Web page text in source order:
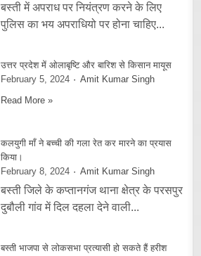
बस्ती में अपराध पर नियंत्रण करने के लिए
पुलिस का भय अपराधियो पर होना चाहिए...
उत्तर प्रदेश में ओलाबृष्टि और बारिश से किसान मायूस
February 5, 2024
Amit Kumar Singh
Read More »
कलयुगी माँ ने बच्ची की गला रेत कर मारने का प्रयास
किया।
February 8, 2024
Amit Kumar Singh
बस्ती जिले के कप्तानगंज थाना क्षेत्र के परसपुर
दुबौली गांव में दिल दहला देने वाली...
बस्ती भाजपा से लोकसभा प्रत्यासी हो सकते हैं हरीश